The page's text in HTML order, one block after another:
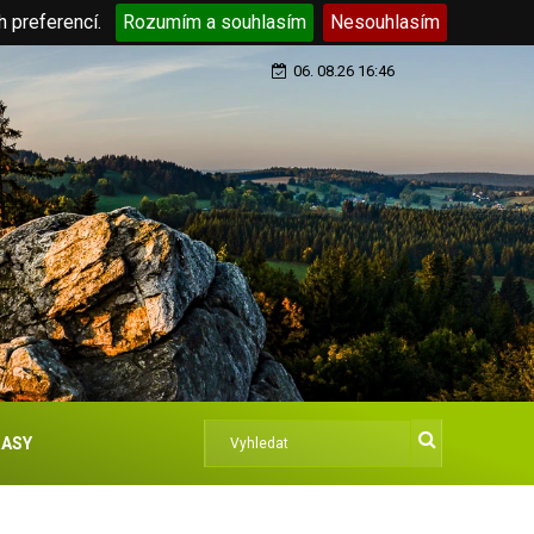
preferencí. Rozumím a souhlasím Nesouhlasím
06. 08.26 16:46